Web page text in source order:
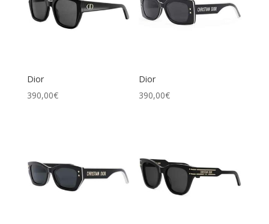
Dior
390,00€
Dior
390,00€